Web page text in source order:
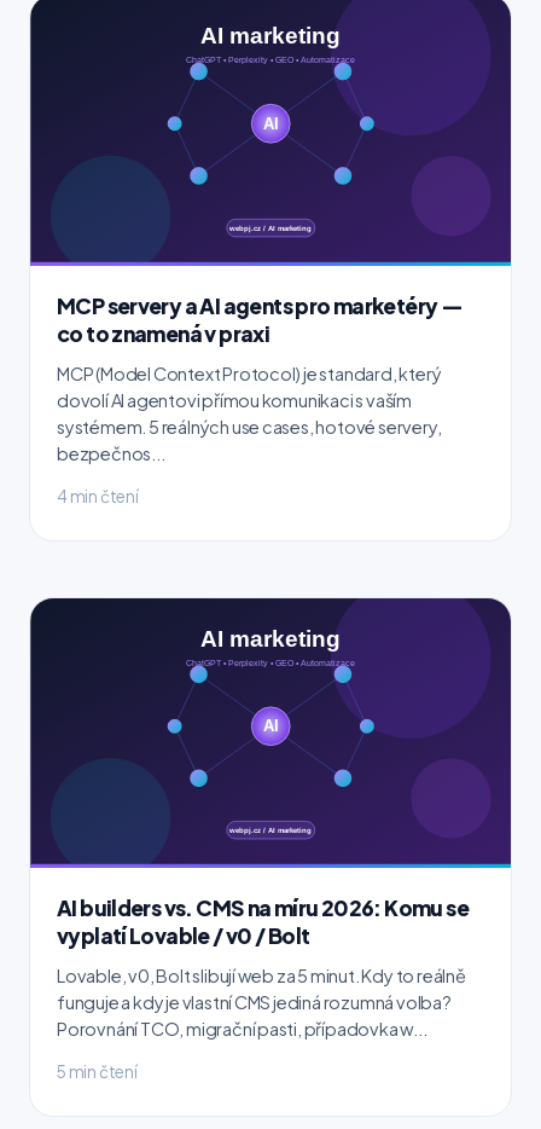
MCP servery a AI agents pro marketéry —
co to znamená v praxi
MCP (Model Context Protocol) je standard, který
dovolí AI agentovi přímou komunikaci s vaším
systémem. 5 reálných use cases, hotové servery,
bezpečnos...
4 min čtení
AI builders vs. CMS na míru 2026: Komu se
vyplatí Lovable / v0 / Bolt
Lovable, v0, Bolt slibují web za 5 minut. Kdy to reálně
funguje a kdy je vlastní CMS jediná rozumná volba?
Porovnání TCO, migrační pasti, případovka w...
5 min čtení